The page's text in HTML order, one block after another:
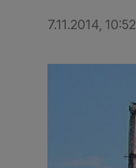
7.11.2014, 10:52